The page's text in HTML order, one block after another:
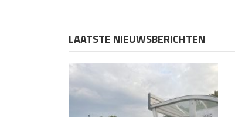
LAATSTE NIEUWSBERICHTEN